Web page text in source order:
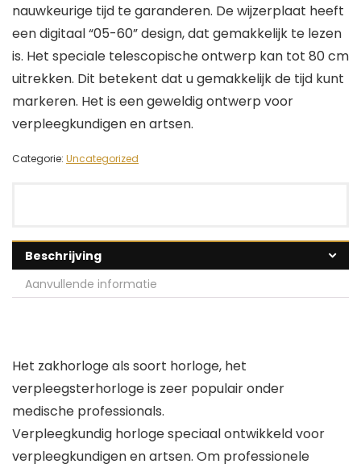
nauwkeurige tijd te garanderen. De wijzerplaat heeft
een digitaal “05-60” design, dat gemakkelijk te lezen
is. Het speciale telescopische ontwerp kan tot 80 cm
uitrekken. Dit betekent dat u gemakkelijk de tijd kunt
markeren. Het is een geweldig ontwerp voor
verpleegkundigen en artsen.
Categorie: Uncategorized
Beschrijving
Aanvullende informatie
Het zakhorloge als soort horloge, het
verpleegsterhorloge is zeer populair onder
medische professionals.
Verpleegkundig horloge speciaal ontwikkeld voor
verpleegkundigen en artsen. Om professionele